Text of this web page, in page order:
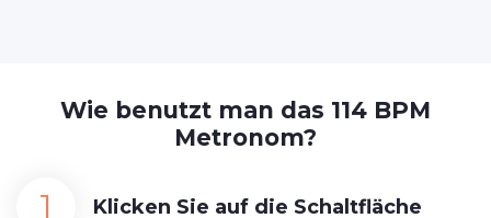
Wie benutzt man das 114 BPM
Metronom?
Klicken Sie auf die Schaltfläche